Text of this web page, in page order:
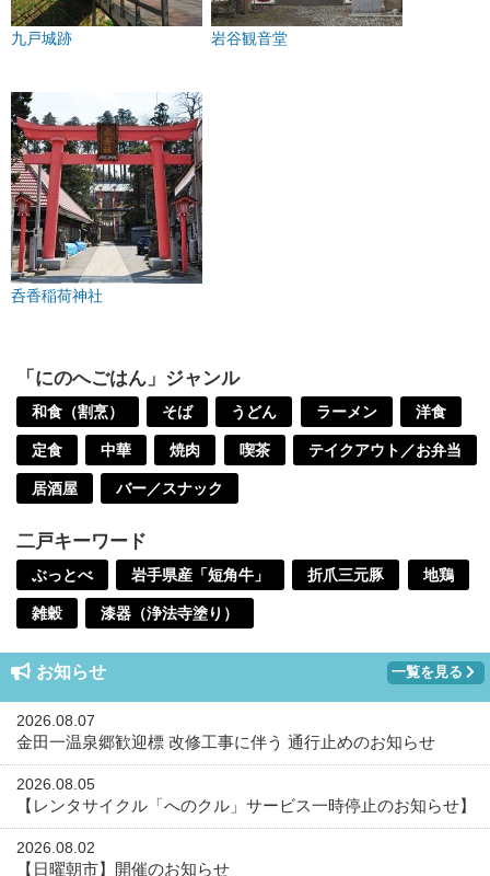
九戸城跡 岩谷観音堂
呑香稲荷神社
「にのへごはん」ジャンル
和食（割烹） そば うどん ラーメン 洋食
定食 中華 焼肉 喫茶 テイクアウト／お弁当
居酒屋 バー／スナック
二戸キーワード
ぶっとべ 岩手県産「短角牛」 折爪三元豚 地鶏
雑穀 漆器（浄法寺塗り）
お知らせ 一覧を見る
2026.08.07
金田一温泉郷歓迎標 改修工事に伴う 通行止めのお知らせ
2026.08.05
【レンタサイクル「へのクル」サービス一時停止のお知らせ】
2026.08.02
【日曜朝市】開催のお知らせ